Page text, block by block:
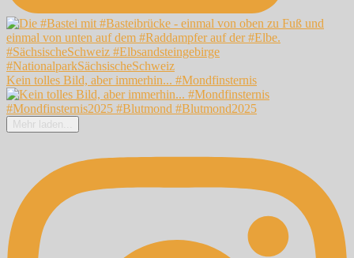
Kein tolles Bild, aber immerhin... #Mondfinsternis
Mehr laden...